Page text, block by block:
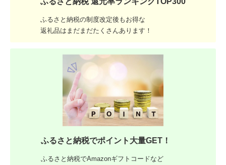
ふるさと納税の制度改定後もお得な
返礼品はまだまだたくさんあります！
ふるさと納税でポイント大量GET！
ふるさと納税でAmazonギフトコードなど